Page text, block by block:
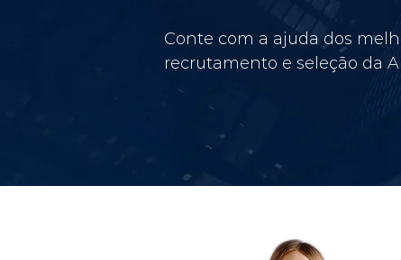
Conte com a ajuda dos
recrutamento e seleção da